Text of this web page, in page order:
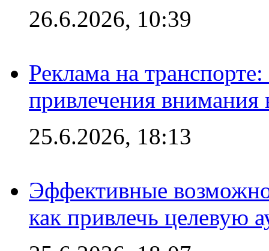
26.6.2026, 10:39
Реклама на
привлечения внимания
25.6.2026, 18:13
Эффективные
как привлечь целевую